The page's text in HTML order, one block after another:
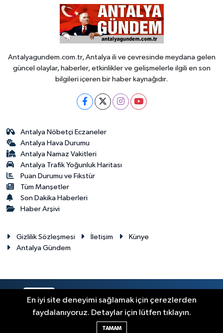
Antalyagundem.com.tr, Antalya ili ve çevresinde meydana gelen
güncel olaylar, haberler, etkinlikler ve gelişmelerle ilgili en son
bilgileri içeren bir haber kaynağıdır.
Antalya Nöbetçi Eczaneler
Antalya Hava Durumu
Antalya Namaz Vakitleri
Antalya Trafik Yoğunluk Haritası
Puan Durumu ve Fikstür
Tüm Manşetler
Son Dakika Haberleri
Haber Arşivi
Gizlilik Sözleşmesi İletişim
Künye
Antalya Gündem
RSS Copyright © 2024. Her hakkı saklıdır.
Haber Yazılımı:
En iyi site deneyimi sağlamak için çerezlerden
faydalanıyoruz. Detaylar için lütfen tıklayın.
TAMAM